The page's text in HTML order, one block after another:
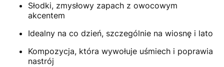
Słodki, zmysłowy zapach z owocowym
akcentem
Idealny na co dzień, szczególnie na wiosnę i lato
Kompozycja, która wywołuje uśmiech i poprawia
nastrój